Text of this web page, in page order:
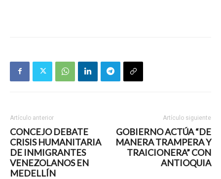
Artículo anterior
CONCEJO DEBATE
CRISIS HUMANITARIA
DE INMIGRANTES
VENEZOLANOS EN
MEDELLÍN
Artículo siguiente
GOBIERNO ACTÚA “DE
MANERA TRAMPERA Y
TRAICIONERA” CON
ANTIOQUIA